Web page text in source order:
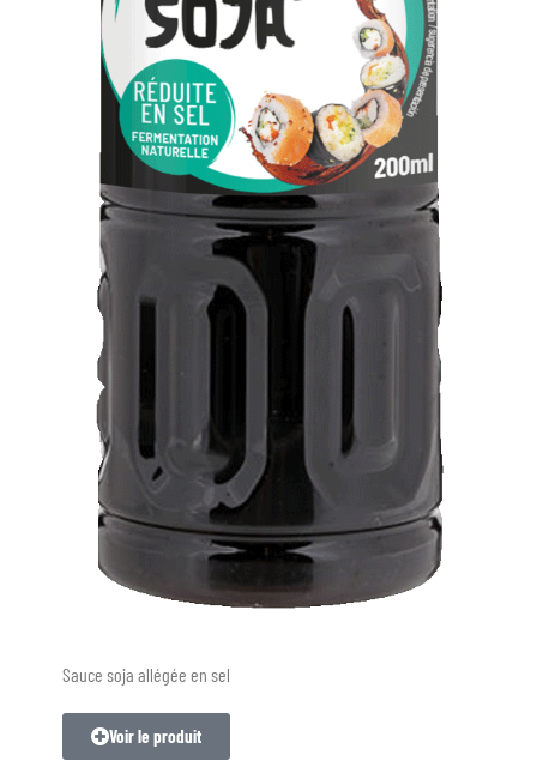
Sauce soja allégée en sel
Voir le produit